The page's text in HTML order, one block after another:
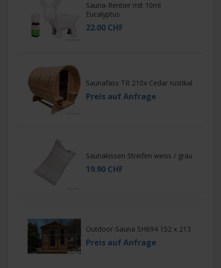
Sauna-Rentier mit 10ml
Eucalyptus
22.00 CHF
Saunafass TR 210x Cedar rustikal
Preis auf Anfrage
Saunakissen Streifen weiss / grau
19.90 CHF
Outdoor-Sauna SH694 152 x 213
Preis auf Anfrage